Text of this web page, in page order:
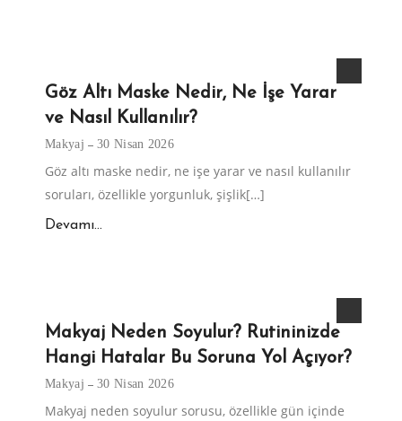
Göz Altı Maske Nedir, Ne İşe Yarar
ve Nasıl Kullanılır?
Makyaj 30 Nisan 2026
Göz altı maske nedir, ne işe yarar ve nasıl kullanılır
soruları, özellikle yorgunluk, şişlik[…]
Devamı...
Makyaj Neden Soyulur? Rutininizde
Hangi Hatalar Bu Soruna Yol Açıyor?
Makyaj 30 Nisan 2026
Makyaj neden soyulur sorusu, özellikle gün içinde